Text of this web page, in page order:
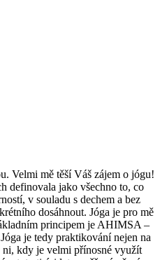
Velmi mě těší Váš zájem o jógu!
definovala jako všechno to, co
v souladu s dechem a bez
dosáhnout. Jóga je pro mě
principem je AHIMSA –
je tedy praktikování nejen na
kdy je velmi přínosné využít